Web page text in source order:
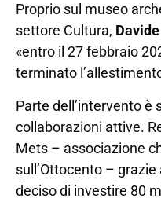
Proprio sul museo
settore Cultura,
«entro il 27 febbraio
terminato
Parte dell’intervento è
collaborazioni attive.
Mets – associazione
sull’Ottocento –
deciso di investire 80